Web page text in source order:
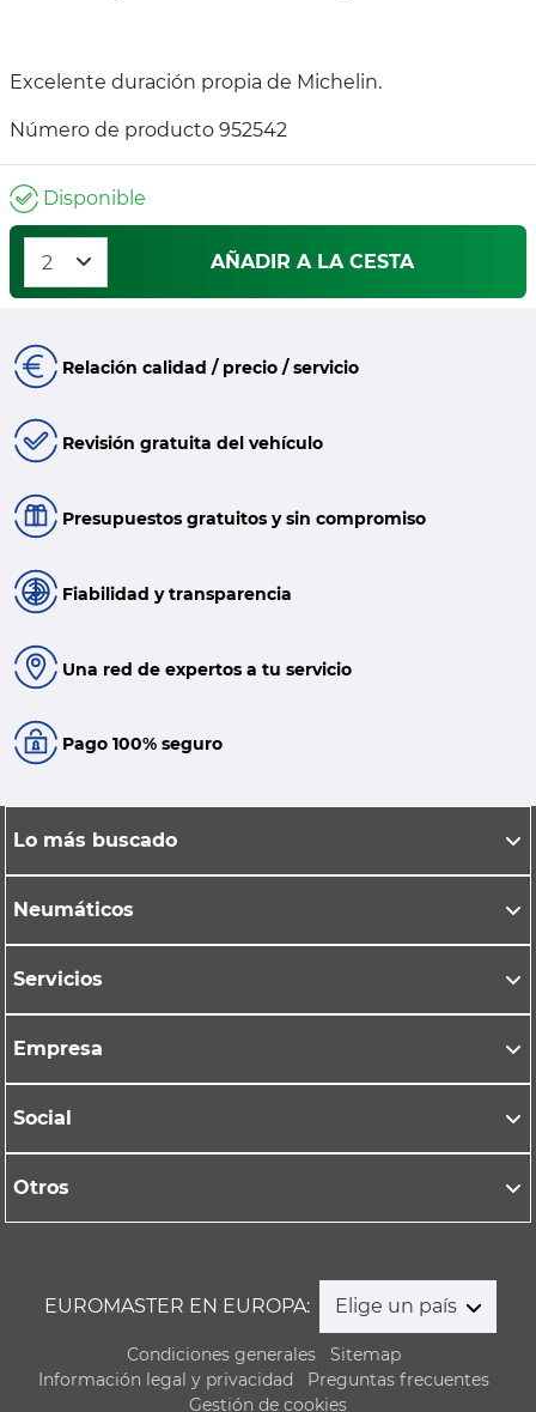
Excelente duración propia de Michelin.
Número de producto 952542
Disponible
AÑADIR A LA CESTA
Relación calidad / precio / servicio
Revisión gratuita del vehículo
Presupuestos gratuitos y sin compromiso
Fiabilidad y transparencia
Una red de expertos a tu servicio
Pago 100% seguro
Lo más buscado
Neumáticos
Servicios
Empresa
Social
Otros
EUROMASTER EN EUROPA: Elige un país
Condiciones generales
Sitemap
Información legal y privacidad
Preguntas frecuentes
Gestión de cookies